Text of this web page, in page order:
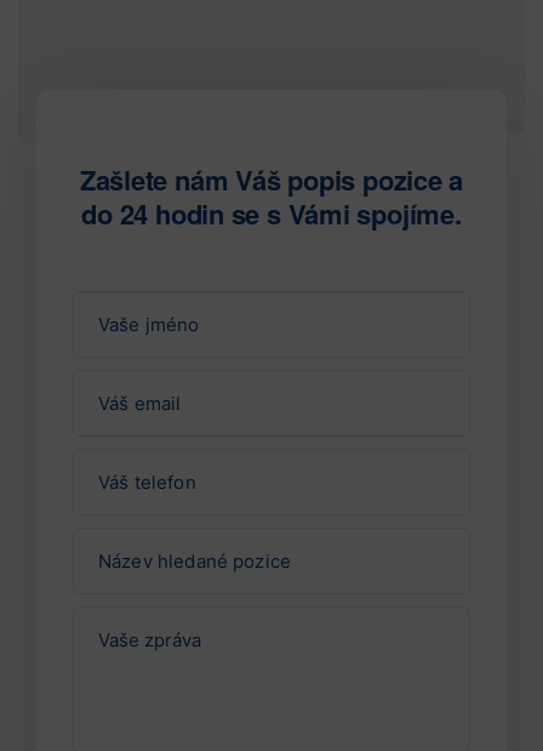
Zašlete nám Váš popis pozice a
do 24 hodin se s Vámi spojíme.